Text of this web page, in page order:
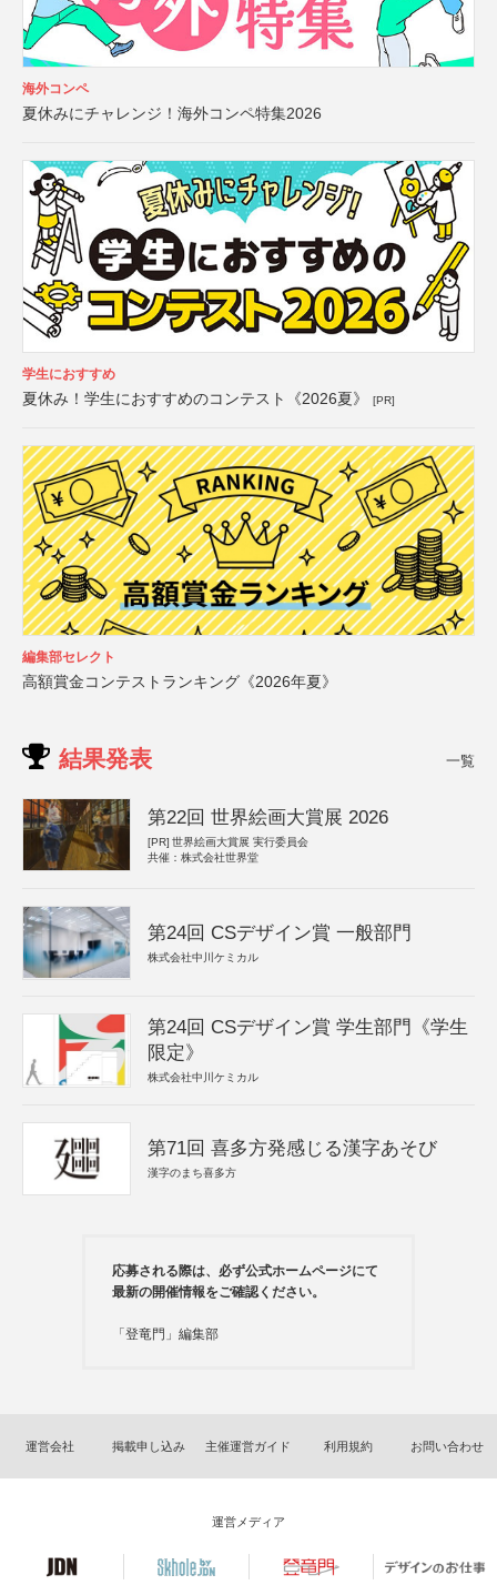
海外コンペ
夏休みにチャレンジ！海外コンペ特集2026
学生におすすめ
夏休み！学生におすすめのコンテスト《2026夏》 [PR]
編集部セレクト
高額賞金コンテストランキング《2026年夏》
結果発表 一覧
第22回 世界絵画大賞展 2026
[PR] 世界絵画大賞展 実行委員会
共催：株式会社世界堂
第24回 CSデザイン賞 一般部門
株式会社中川ケミカル
第24回 CSデザイン賞 学生部門《学生
限定》
株式会社中川ケミカル
第71回 喜多方発感じる漢字あそび
漢字のまち喜多方
応募される際は、必ず公式ホームページにて
最新の開催情報をご確認ください。
「登竜門」編集部
運営会社 掲載申し込み 主催運営ガイド 利用規約 お問い合わせ
運営メディア